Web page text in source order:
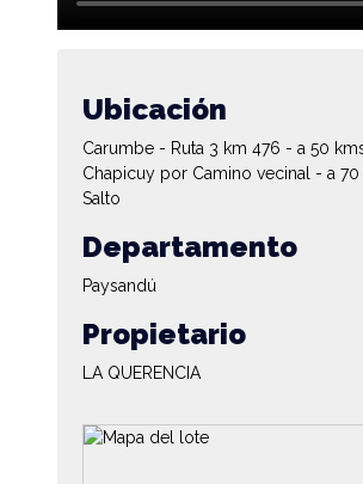
Ubicación
Carumbe - Ruta 3 km 476 - a 50
Chapicuy por Camino vecinal - a
Salto
Departamento
Paysandú
Propietario
LA QUERENCIA